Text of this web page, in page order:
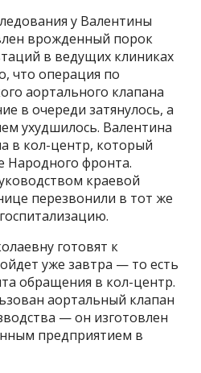
у Валентины
врожденный порок
в ведущих клиниках
что операция по
аортального клапана
в очереди затянулось, а
ухудшилось. Валентина
в кол-центр, который
Народного фронта.
краевой
перезвонили в тот же
готовят к
уже завтра — то есть
обращения в кол-центр.
аортальный клапан
— он изготовлен
предприятием в